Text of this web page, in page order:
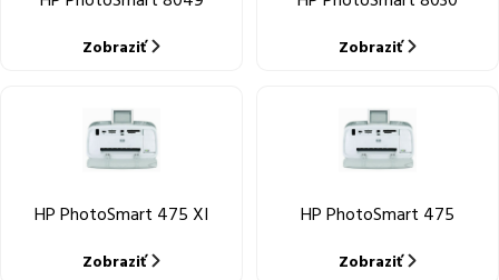
Zobraziť Zobraziť
HP PhotoSmart 475 XI
Zobraziť
HP PhotoSmart 475
Zobraziť